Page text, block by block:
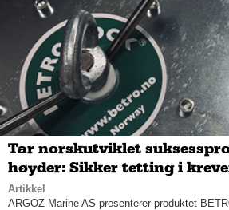
Tar norskutviklet
høyder: Sikker tetting i
Artikkel
ARGOZ Marine AS presenterer produktet